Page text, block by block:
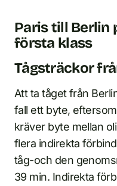
Paris till Berlin
första klass
Tågsträckor
Att ta tåget från
fall ett byte,
kräver byte mellan
flera indirekta
tåg-och den
39 min. Indirekta